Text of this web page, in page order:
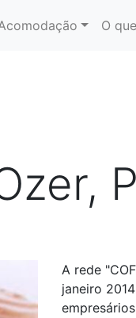
O
A rede
janeiro